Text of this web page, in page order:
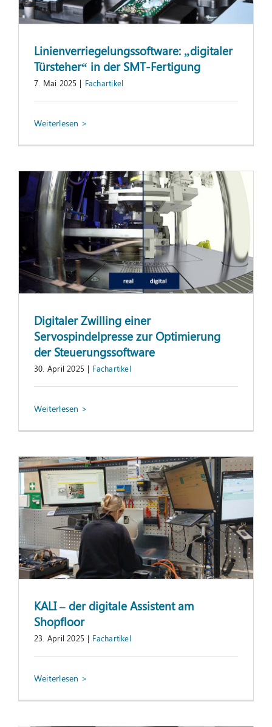
Linienverriegelungssoftware: „digitaler
Türsteher“ in der SMT-Fertigung
7. Mai 2025 | Fachartikel
Digitaler Zwilling einer
Servospindelpresse zur Optimierung der
Fachartikel
Digitaler Zwilling einer
Servospindelpresse zur Optimierung
der Steuerungssoftware
30. April 2025 | Fachartikel
KALI – der digitale Assistent am
Shopfloor
23. April 2025 | Fachartikel